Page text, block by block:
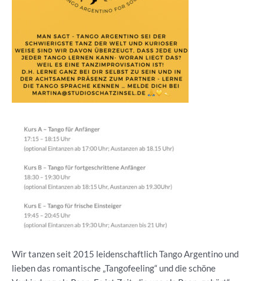
Wir tanzen seit 2015 leidenschaftlich Tango Argentino und
lieben das romantische „Tangofeeling“ und die schöne